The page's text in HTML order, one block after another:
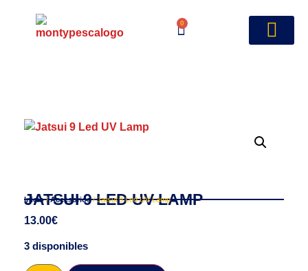
0
JATSUI 9 LED UV LAMP
Inicio/Accesorios/ Jatsui 9 Led UV Lamp
13.00€
3 disponibles